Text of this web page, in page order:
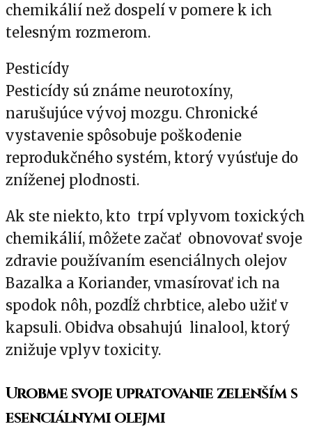
chemikálií než dospelí v pomere k ich
telesným rozmerom.
Pesticídy
Pesticídy sú známe neurotoxíny,
narušujúce vývoj mozgu. Chronické
vystavenie spôsobuje poškodenie
reprodukčného systém, ktorý vyúsťuje do
zníženej plodnosti.
Ak ste niekto, kto trpí vplyvom toxických
chemikálií, môžete začať obnovovať svoje
zdravie používaním esenciálnych olejov
Bazalka a Koriander, vmasírovať ich na
spodok nôh, pozdĺž chrbtice, alebo užiť v
kapsuli. Obidva obsahujú linalool, ktorý
znižuje vplyv toxicity.
Urobme svoje upratovanie zelenším s
esenciálnymi olejmi